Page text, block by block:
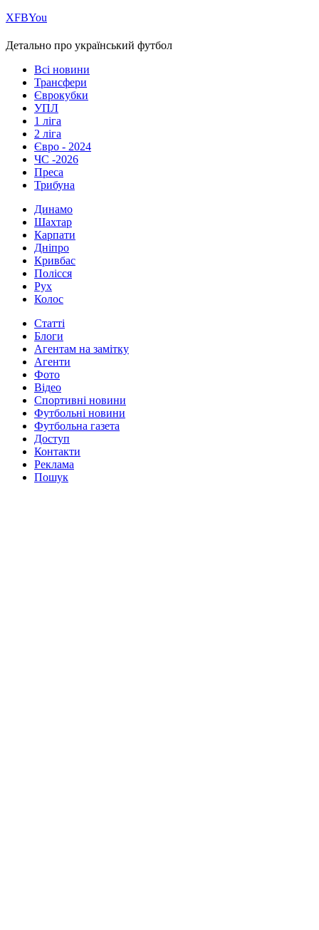
ХFBYou
Детально про український футбол
Всі новини
Трансфери
Єврокубки
УПЛ
1 ліга
2 ліга
Євро - 2024
ЧС -2026
Преса
Трибуна
Динамо
Шахтар
Карпати
Дніпро
Кривбас
Полісся
Рух
Колос
Статті
Блоги
Агентам на замітку
Агенти
Фото
Відео
Спортивні новини
Футбольні новини
Футбольна газета
Доступ
Контакти
Реклама
Пошук